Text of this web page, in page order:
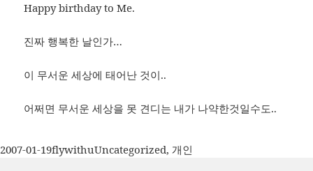
Happy birthday to Me.
진짜 행복한 날인가…
이 무서운 세상에 태어난 것이..
어쩌면 무서운 세상을 못 견디는 내가 나약한것일수도..
작
2007-01-19글
flywithu카
Uncategorized, 개인